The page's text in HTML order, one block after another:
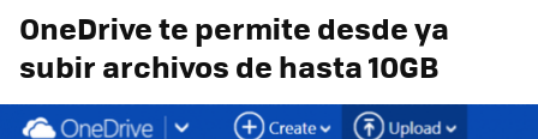
OneDrive te permite desde ya
subir archivos de hasta 10GB